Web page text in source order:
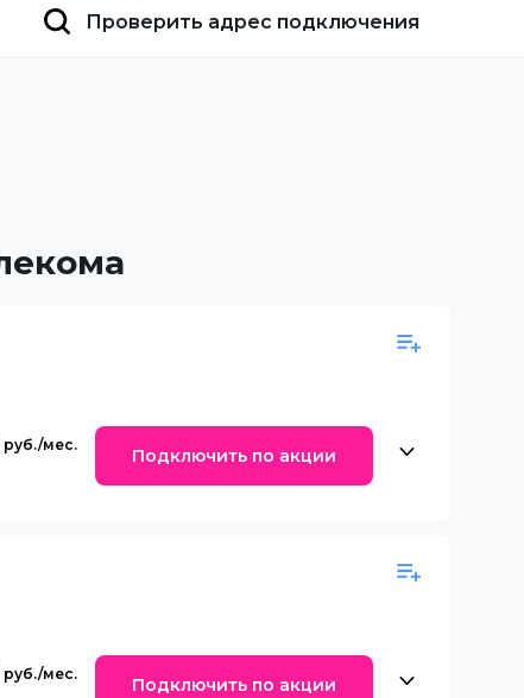
Проверить адрес подключения
Подключить по акции
Подключить по акции